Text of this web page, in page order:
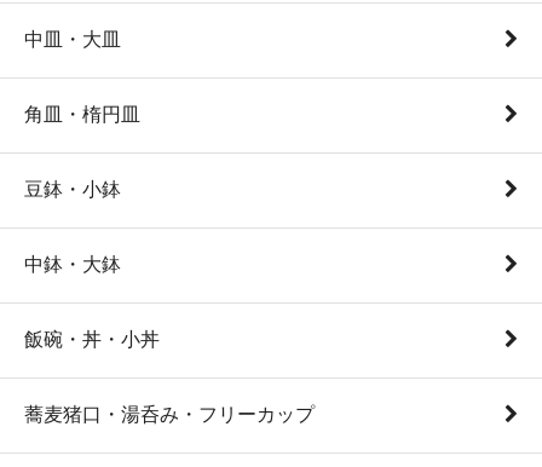
中皿・大皿
角皿・楕円皿
豆鉢・小鉢
中鉢・大鉢
飯碗・丼・小丼
蕎麦猪口・湯呑み・フリーカップ